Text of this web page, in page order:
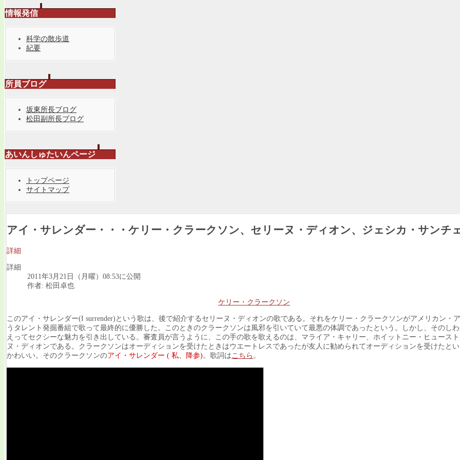
情報発信
科学の散歩道
紀要
所員ブログ
坂東所長ブログ
松田副所長ブログ
あいんしゅたいんページ
トップページ
サイトマップ
アイ・サレンダー・・・ケリー・クラークソン、セリーヌ・ディオン、ジェシカ・サンチ
詳細
詳細
2011年3月21日（月曜）08:53に公開
作者: 松田卓也
ケリー・クラークソン
このアイ・サレンダー(I surrender)という歌は、後で紹介するセリーヌ・ディオンの歌である。それをケリー・クラークソンがアメリカン・
うタレント発掘番組で歌って最終的に優勝した。このときのクラークソンは風邪を引いていて最悪の体調であったという。しかし、そのし
えってセクシーな魅力を引き出している。審査員が言うように、この手の歌を歌えるのは、マライア・キャリー、ホイットニー・ヒュース
ヌ・ディオンである。クラークソンはオーディションを受けたときはウエートレスであったが友人に勧められてオーディションを受けたと
かわいい。そのクラークソンのアイ・サレンダー ( 私、降参) 。歌詞は こちら 。